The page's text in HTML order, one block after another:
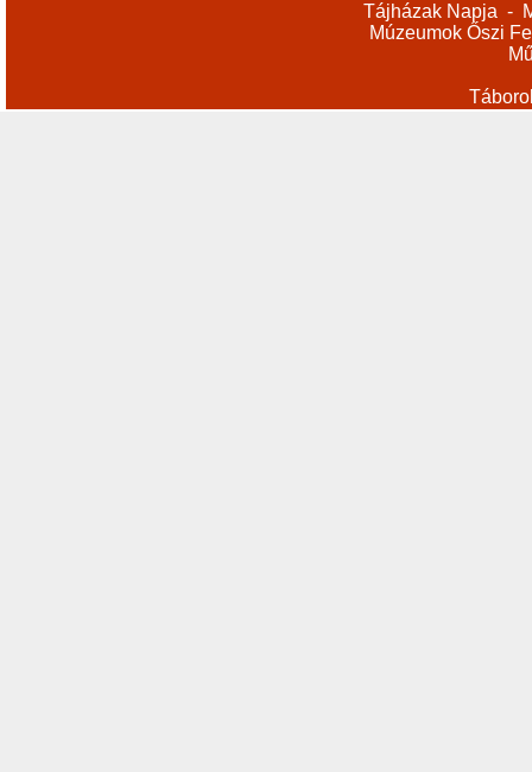
Tájházak Napja -
Múzeumok Őszi